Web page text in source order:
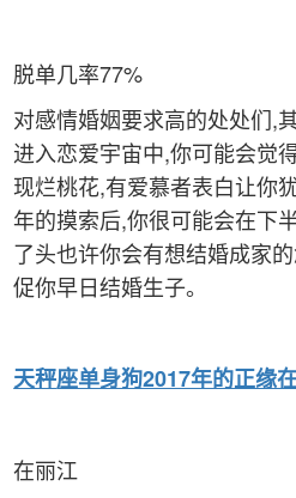
脱单几率77%
对感情婚姻要求高的处处们,
进入恋爱宇宙中,你可能会觉
现烂桃花,有爱慕者表白让你
年的摸索后,你很可能会在下
了头也许你会有想结婚成家
促你早日结婚生子。
天秤座单身狗2017年的正缘
在丽江